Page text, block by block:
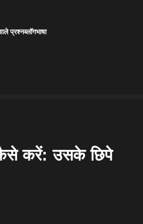
प्रश्नब्लॉगभाषा
कैसे करें: उसके छिपे